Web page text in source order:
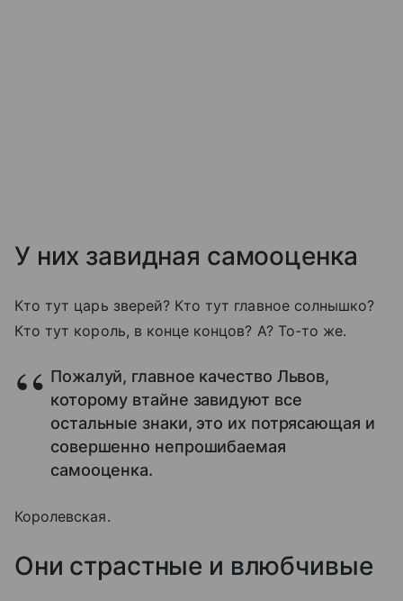
У них завидная самооценка
Кто тут царь зверей? Кто тут главное солнышко?
Кто тут король, в конце концов? А? То-то же.
Пожалуй, главное качество Львов,
которому втайне завидуют все
остальные знаки, это их потрясающая и
совершенно непрошибаемая
самооценка.
Королевская.
Они страстные и влюбчивые